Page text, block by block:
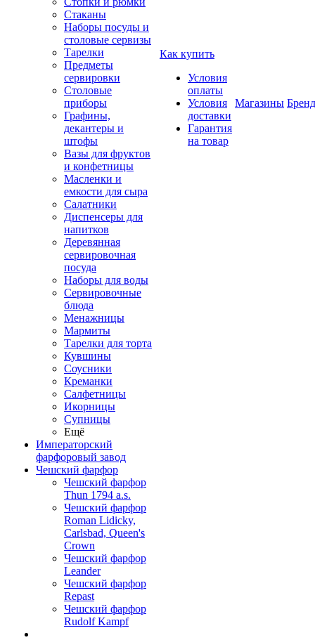
Стаканы
Наборы посуды и
столовые сервизы
Тарелки
Предметы
сервировки
Столовые
приборы
Графины,
декантеры и
штофы
Вазы для фруктов
и конфетницы
Масленки и
емкости для сыра
Салатники
Диспенсеры для
напитков
Деревянная
сервировочная
посуда
Наборы для воды
Сервировочные
блюда
Менажницы
Мармиты
Тарелки для торта
Кувшины
Соусники
Креманки
Салфетницы
Икорницы
Супницы
Ещё
Императорский
фарфоровый завод
Чешский фарфор
Чешский фарфор
Thun 1794 a.s.
Чешский фарфор
Roman Lidicky,
Carlsbad, Queen's
Crown
Чешский фарфор
Leander
Чешский фарфор
Repast
Чешский фарфор
Rudolf Kampf
Как купить
Условия
оплаты
Условия
доставки
Гарантия
на товар
Магазины